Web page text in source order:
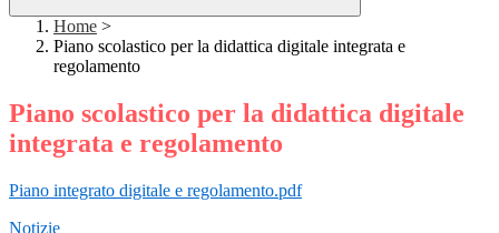
Home >
Piano scolastico per la didattica digitale integrata e
regolamento
Piano scolastico per la didattica digitale
integrata e regolamento
Piano integrato digitale e regolamento.pdf
Notizie